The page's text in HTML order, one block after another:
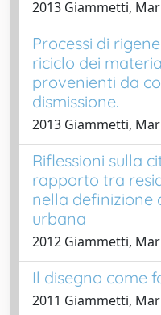
2013 Giammetti,
Processi di
riciclo dei
provenienti da
dismissione.
2013 Giammetti,
Riflessioni sulla
rapporto tra
nella definizione
urbana
2012 Giammetti,
Il disegno come
2011 Giammetti,